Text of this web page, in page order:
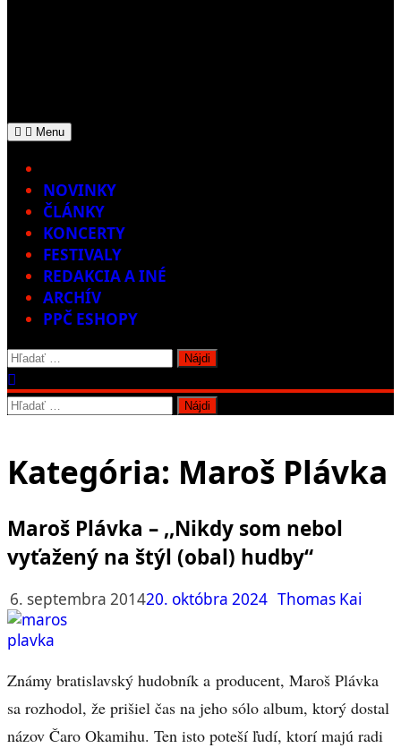
Menu
NOVINKY
ČLÁNKY
KONCERTY
FESTIVALY
REDAKCIA A INÉ
ARCHÍV
PPČ ESHOPY
Hľadať:
Hľadať:
Kategória: Maroš Plávka
Maroš Plávka – ,,Nikdy som nebol
vyťažený na štýl (obal) hudby“
6. septembra 201420. októbra 2024 Thomas Kai
Známy bratislavský hudobník a producent, Maroš Plávka
sa rozhodol, že prišiel čas na jeho sólo album, ktorý dostal
názov Čaro Okamihu. Ten isto poteší ľudí, ktorí majú radi